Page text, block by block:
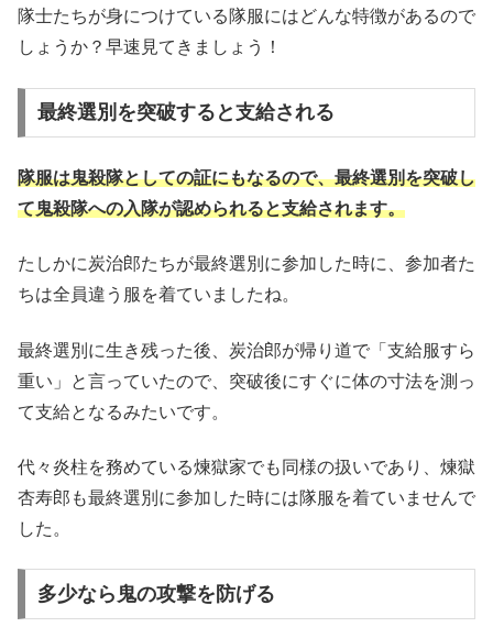
隊士たちが身につけている隊服にはどんな特徴があるので
しょうか？早速見てきましょう！
最終選別を突破すると支給される
隊服は鬼殺隊としての証にもなるので、最終選別を突破し
て鬼殺隊への入隊が認められると支給されます。
たしかに炭治郎たちが最終選別に参加した時に、参加者た
ちは全員違う服を着ていましたね。
最終選別に生き残った後、炭治郎が帰り道で「支給服すら
重い」と言っていたので、突破後にすぐに体の寸法を測っ
て支給となるみたいです。
代々炎柱を務めている煉獄家でも同様の扱いであり、煉獄
杏寿郎も最終選別に参加した時には隊服を着ていませんで
した。
多少なら鬼の攻撃を防げる